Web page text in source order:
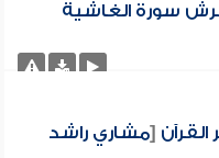
سورة الغاشية
[مشاري راشد